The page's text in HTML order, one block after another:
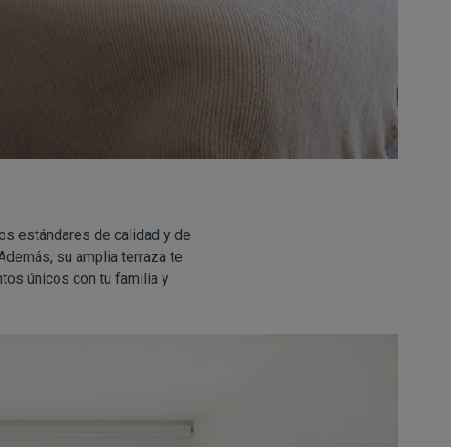
estándares de calidad y de
su amplia terraza te
únicos con tu familia y